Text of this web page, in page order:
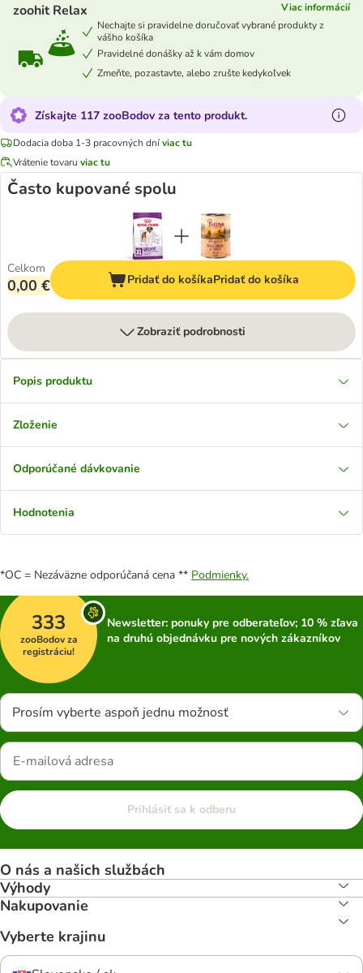
zoohit Relax
Viac informácií
Nechajte si pravidelne doručovať vybrané produkty z
vášho košíka
Pravidelné donášky až k vám domov
Zmeňte, pozastavte, alebo zrušte kedykoľvek
Získajte 117 zooBodov za tento produkt.
Dodacia doba 1-3 pracovných dníviac tu
Vrátenie tovaru viac tu
Často kupované spolu
Celkom
0,00 € Pridať do košíkaPridať do košíka
Zobraziť podrobnosti
Popis produktu
Zloženie
Odporúčané dávkovanie
Hodnotenia
*OC = Nezáväzne odporúčaná cena ** Podmienky.
333
zooBodov za
registráciu!
Newsletter: ponuky pre odberateľov; 10 % zľava
na druhú objednávku pre nových zákazníkov
Prosím vyberte aspoň jednu možnosť
Prihlásiť sa k odberu
O nás a našich službách
Výhody
Nakupovanie
Vyberte krajinu